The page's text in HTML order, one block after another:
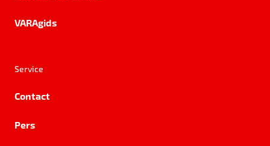
VARAgids
Service
Contact
Pers